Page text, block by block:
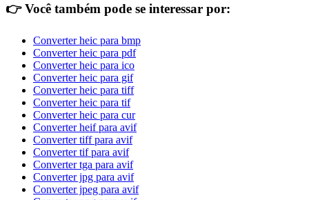
👉Você também pode se interessar por:
Converter heic para bmp
Converter heic para pdf
Converter heic para ico
Converter heic para gif
Converter heic para tiff
Converter heic para tif
Converter heic para cur
Converter heif para avif
Converter tiff para avif
Converter tif para avif
Converter tga para avif
Converter jpg para avif
Converter jpeg para avif